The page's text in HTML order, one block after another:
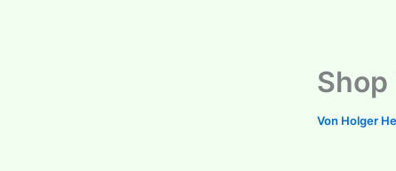
Von Holger